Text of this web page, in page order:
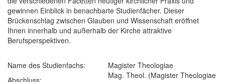
gewinnen Einblick in benachbarte Studienfächer. Dieser
Brückenschlag zwischen Glauben und Wissenschaft eröffnet
Ihnen innerhalb und außerhalb der Kirche attraktive
Berufsperspektiven.
Name des Studienfachs:
Magister Theologiae
Abschluss:
Mag. Theol. (Magister Theologiae